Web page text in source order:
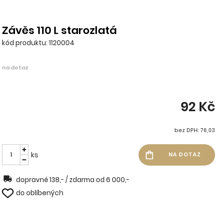
Závěs 110 L starozlatá
kód produktu: 1120004
na dotaz
92 Kč
bez DPH: 76,03
ks
dopravné 138,- / zdarma od 6 000,-
do oblíbených